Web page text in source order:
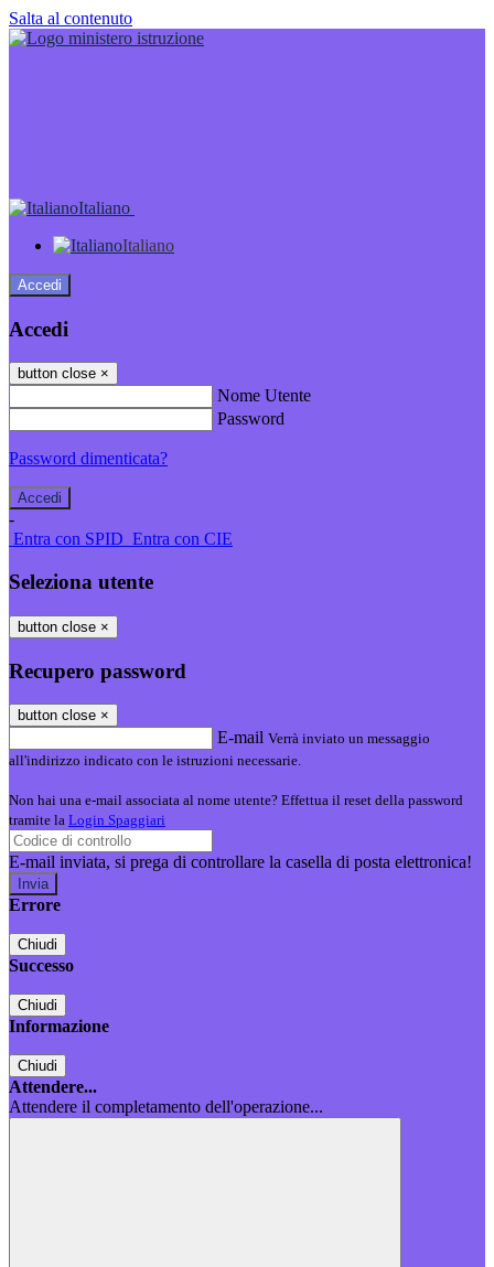
Salta al contenuto
Italiano
Italiano
Accedi
Accedi
button close ×
Nome Utente
Password
Password dimenticata?
-
Entra con SPID Entra con CIE
Seleziona utente
button close ×
Recupero password
button close ×
E-mail Verrà inviato un messaggio
all'indirizzo indicato con le istruzioni necessarie.
Non hai una e-mail associata al nome utente? Effettua il reset della password
tramite la Login Spaggiari
E-mail inviata, si prega di controllare la casella di posta elettronica!
Errore
Chiudi
Successo
Chiudi
Informazione
Chiudi
Attendere...
Attendere il completamento dell'operazione...